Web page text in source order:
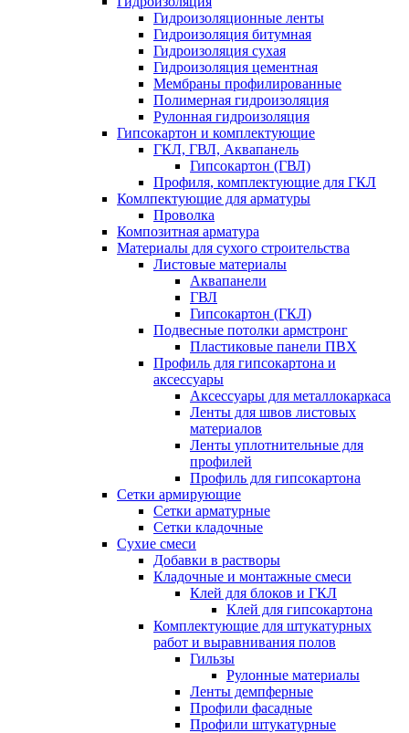
Гидроизоляционные ленты
Гидроизоляция битумная
Гидроизоляция сухая
Гидроизоляция цементная
Мембраны профилированные
Полимерная гидроизоляция
Рулонная гидроизоляция
Гипсокартон и комплектующие
ГКЛ, ГВЛ, Аквапанель
Гипсокартон (ГВЛ)
Профиля, комплектующие для ГКЛ
Комлпектующие для арматуры
Проволка
Композитная арматура
Материалы для сухого строительства
Листовые материалы
Аквапанели
ГВЛ
Гипсокартон (ГКЛ)
Подвесные потолки армстронг
Пластиковые панели ПВХ
Профиль для гипсокартона и
аксессуары
Аксессуары для металлокаркаса
Ленты для швов листовых
материалов
Ленты уплотнительные для
профилей
Профиль для гипсокартона
Сетки армирующие
Сетки арматурные
Сетки кладочные
Сухие смеси
Добавки в растворы
Кладочные и монтажные смеси
Клей для блоков и ГКЛ
Клей для гипсокартона
Комплектующие для штукатурных
работ и выравнивания полов
Гильзы
Рулонные материалы
Ленты демпферные
Профили фасадные
Профили штукатурные